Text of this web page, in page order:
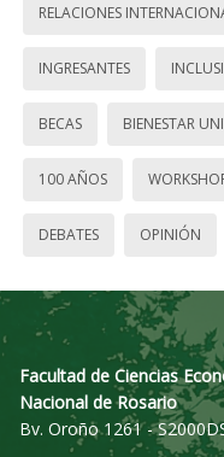
RELACIONES
INGRESANTES
BECAS BIENESTAR
100 AÑOS
DEBATES OPINIÓN
Facultad de Ciencias
Nacional de Rosario
Bv. Oroño 1261 -